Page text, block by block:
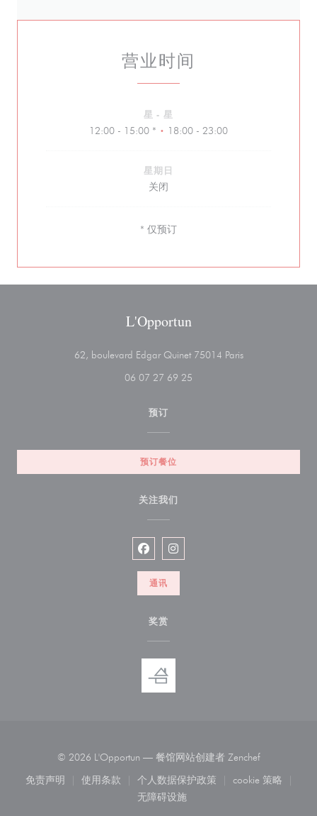
营业时间
星 - 星
12:00 - 15:00 * • 18:00 - 23:00
星期日
关闭
* 仅预订
L'Opportun
62, boulevard Edgar Quinet 75014 Paris((在新窗口中打
06 07 27 69 25
预订
预订餐位
关注我们
Facebook ((在新窗口中打开))
Instagram ((在新窗口中打开))
通讯
奖赏
© 2026 L'Opportun — 餐馆网站创建者 Zenchef((在新窗口中
免责声明
((在新窗口中打开))
使用条款
((在新窗口中打开))
个人数据保护政策
((在新窗口中打开))
cookie 策略
((在新窗口
无障碍设施
((在新窗口中打开))